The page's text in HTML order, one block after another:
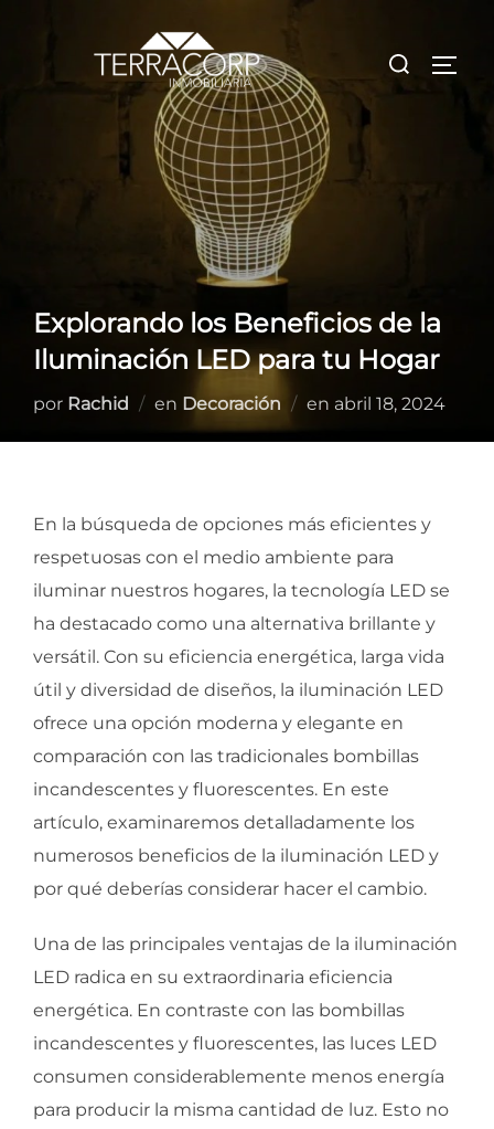
Buscar:
Explorando los Beneficios de la
Iluminación LED para tu Hogar
por Rachid en Decoración en Publicado
abril 18, 2024
En la búsqueda de opciones más eficientes y
respetuosas con el medio ambiente para
iluminar nuestros hogares, la tecnología LED se
ha destacado como una alternativa brillante y
versátil. Con su eficiencia energética, larga vida
útil y diversidad de diseños, la iluminación LED
ofrece una opción moderna y elegante en
comparación con las tradicionales bombillas
incandescentes y fluorescentes. En este
artículo, examinaremos detalladamente los
numerosos beneficios de la iluminación LED y
por qué deberías considerar hacer el cambio.
Una de las principales ventajas de la iluminación
LED radica en su extraordinaria eficiencia
energética. En contraste con las bombillas
incandescentes y fluorescentes, las luces LED
consumen considerablemente menos energía
para producir la misma cantidad de luz. Esto no